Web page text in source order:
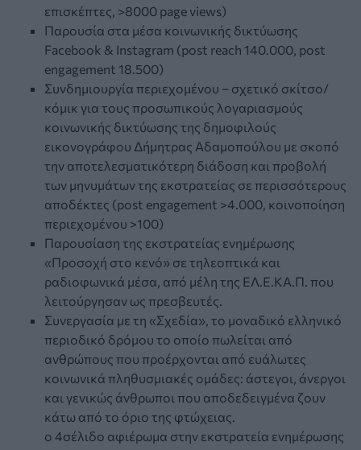
επισκέπτες, >8000 page views)
Παρουσία στα µέσα κοινωνικής δικτύωσης
Facebook & Instagram (post reach 140.000, post
engagement 18.500)
Συνδηµιουργία περιεχοµένου – σχετικό σκίτσο/
κόµικ για τους προσωπικούς λογαριασµούς
κοινωνικής δικτύωσης της δηµοφιλούς
εικονογράφου Δήµητρας Αδαµοπούλου µε σκοπό
την αποτελεσµατικότερη διάδοση και προβολή
των µηνυµάτων της εκστρατείας σε περισσότερους
αποδέκτες (post engagement >4.000, κοινοποίηση
περιεχοµένου >100)
Παρουσίαση της εκστρατείας ενηµέρωσης
«Προσοχή στο κενό» σε τηλεοπτικά και
ραδιοφωνικά µέσα, από µέλη της ΕΛ.Ε.ΚΑ.Π. που
λειτούργησαν ως πρεσβευτές.
Συνεργασία µε τη «Σχεδία», το µοναδικό ελληνικό
περιοδικό δρόµου το οποίο πωλείται από
ανθρώπους που προέρχονται από ευάλωτες
κοινωνικά πληθυσµιακές οµάδες: άστεγοι, άνεργοι
και γενικώς άνθρωποι που αποδεδειγµένα ζουν
κάτω από το όριο της φτώχειας.
o 4σέλιδο αφιέρωµα στην εκστρατεία ενηµέρωσης